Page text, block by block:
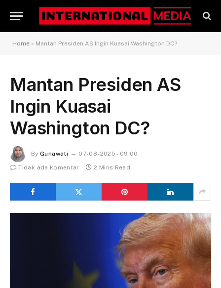
Home » Mantan Presiden AS Ingin Kuasai Washington DC?
Mantan Presiden AS
Ingin Kuasai
Washington DC?
By Gunawati
07-08-2025 - 09.00
Tidak ada komentar
2 Mins Read